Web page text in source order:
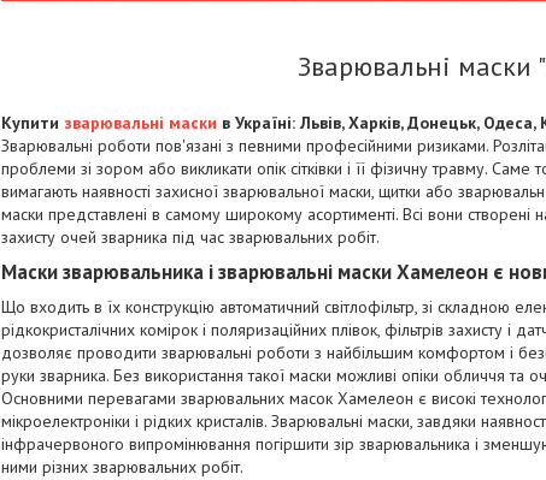
Зварювальні маски
Купити зварювальні маски в Україні: Львів, Харків, Донецьк,
Зварювальні роботи пов'язані з певними професійними ризиками.
проблеми зі зором або викликати опік сітківки і її фізичну травму.
вимагають наявності захисної зварювальної маски, щитки або
маски представлені в самому широкому асортименті. Всі вони створені
захисту очей зварника під час зварювальних робіт.
Маски зварювальника і зварювальні маски Хамелеон є
Що входить в їх конструкцію автоматичний світлофільтр, зі складною
рідкокристалічних комірок і поляризаційних плівок, фільтрів захисту і
дозволяє проводити зварювальні роботи з найбільшим комфортом і
руки зварника. Без використання такої маски можливі опіки обличчя та
Основними перевагами зварювальних масок Хамелеон є високі
мікроелектроніки і рідких кристалів. Зварювальні маски, завдяки
інфрачервоного випромінювання погіршити зір зварювальника і
ними різних зварювальних робіт.